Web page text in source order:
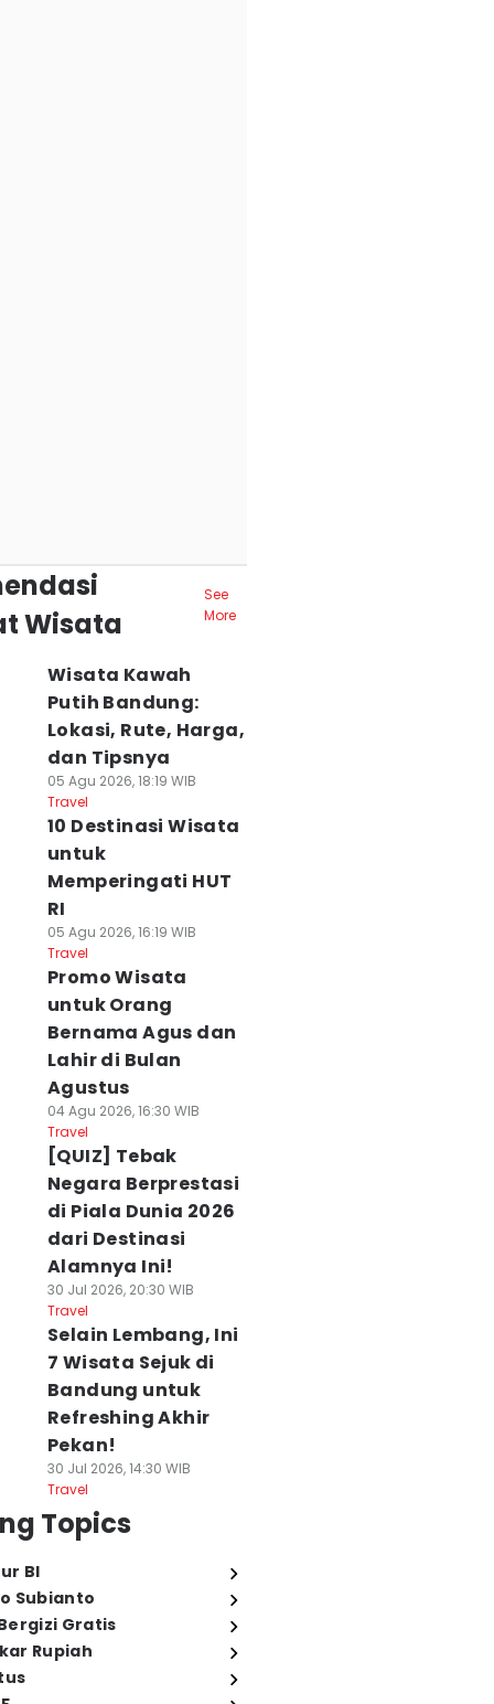
Wisata
See
More
Wisata Kawah
Putih Bandung:
Lokasi, Rute, Harga,
dan Tipsnya
05 Agu 2026, 18:19 WIB
Travel
10 Destinasi Wisata
untuk
Memperingati HUT
RI
05 Agu 2026, 16:19 WIB
Travel
Promo Wisata
untuk Orang
Bernama Agus dan
Lahir di Bulan
Agustus
04 Agu 2026, 16:30 WIB
Travel
[QUIZ] Tebak
Negara Berprestasi
di Piala Dunia 2026
dari Destinasi
Alamnya Ini!
30 Jul 2026, 20:30 WIB
Travel
Selain Lembang, Ini
7 Wisata Sejuk di
Bandung untuk
Refreshing Akhir
Pekan!
30 Jul 2026, 14:30 WIB
Travel
Topics
BI
Subianto
Gratis
Rupiah